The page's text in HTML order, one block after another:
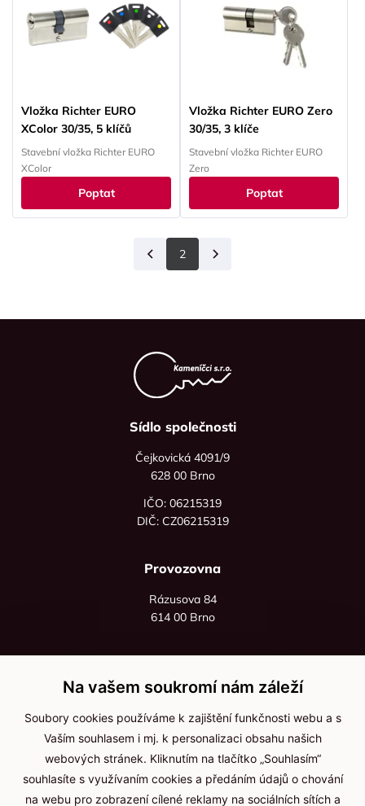
Vložka Richter EURO
XColor 30/35, 5 klíčů
Stavební vložka Richter EURO
XColor
Poptat
Vložka Richter EURO Zero
30/35, 3 klíče
Stavební vložka Richter EURO
Zero
Poptat
Předchozí
2
Sídlo společnosti
Čejkovická 4091/9
628 00 Brno
IČO: 06215319
DIČ: CZ06215319
Provozovna
Rázusova 84
614 00 Brno
+420 736 535 066
Po - pá: 8:00 - 16:00
info@jma-kam.cz
Důležité informace
Na vašem soukromí nám záleží
Soubory cookies používáme k zajištění funkčnosti webu a s
Vaším souhlasem i mj. k personalizaci obsahu našich
webových stránek. Kliknutím na tlačítko „Souhlasím“
souhlasíte s využívaním cookies a předáním údajů o chování
na webu pro zobrazení cílené reklamy na sociálních sítích a